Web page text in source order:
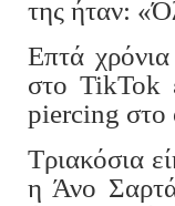
της ήταν:
Επτά
στο TikTok
piercing στο
Τριακόσια
η Άνο